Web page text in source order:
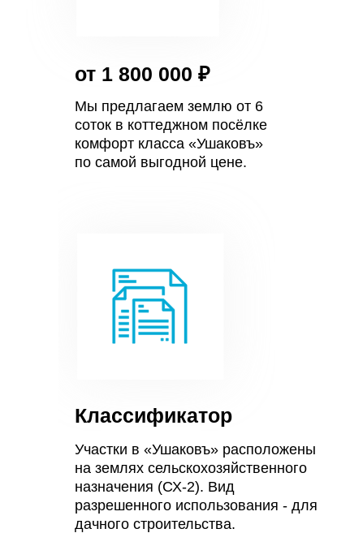
от 1 800 000 ₽
Мы предлагаем землю от 6
соток в коттеджном посёлке
комфорт класса «Ушаковъ»
по самой выгодной цене.
Классификатор
Участки в «Ушаковъ» расположены
на землях сельскохозяйственного
назначения (СХ-2). Вид
разрешенного использования - для
дачного строительства.